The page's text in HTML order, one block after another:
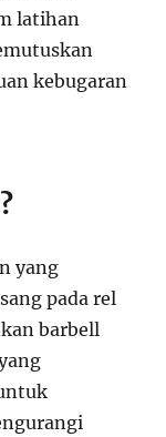
latihan
kebugaran
yang
pada rel
barbell